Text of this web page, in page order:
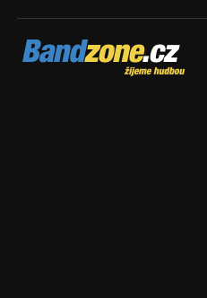
Bandzone.cz
žijeme hudbou